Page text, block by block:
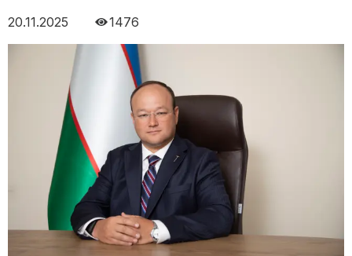
20.11.2025 1476